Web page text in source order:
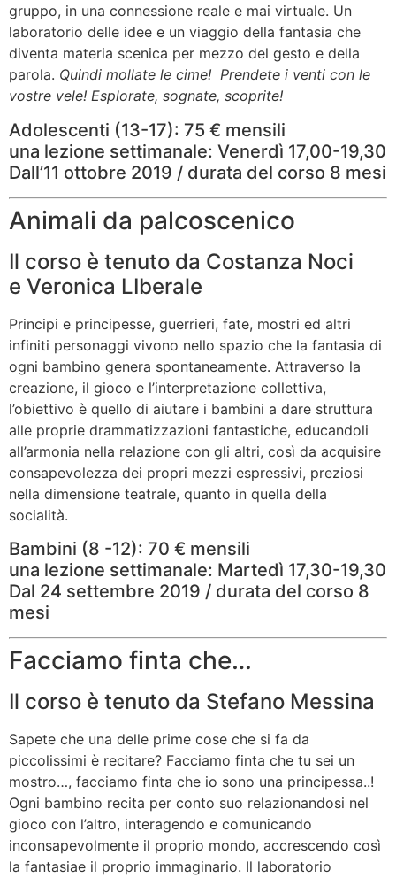
gruppo, in una connessione reale e mai virtuale. Un
laboratorio delle idee e un viaggio della fantasia che
diventa materia scenica per mezzo del gesto e della
parola. Quindi mollate le cime! Prendete i venti con le
vostre vele! Esplorate, sognate, scoprite!
Adolescenti (13-17): 75 € mensili
una lezione settimanale: Venerdì 17,00-19,30
Dall’11 ottobre 2019 / durata del corso 8 mesi
Animali da palcoscenico
Il corso è tenuto da Costanza Noci
e Veronica LIberale
Principi e principesse, guerrieri, fate, mostri ed altri
infiniti personaggi vivono nello spazio che la fantasia di
ogni bambino genera spontaneamente. Attraverso la
creazione, il gioco e l’interpretazione collettiva,
l’obiettivo è quello di aiutare i bambini a dare struttura
alle proprie drammatizzazioni fantastiche, educandoli
all’armonia nella relazione con gli altri, così da acquisire
consapevolezza dei propri mezzi espressivi, preziosi
nella dimensione teatrale, quanto in quella della
socialità.
Bambini (8 -12): 70 € mensili
una lezione settimanale: Martedì 17,30-19,30
Dal 24 settembre 2019 / durata del corso 8
mesi
Facciamo finta che…
Il corso è tenuto da Stefano Messina
Sapete che una delle prime cose che si fa da
piccolissimi è recitare? Facciamo finta che tu sei un
mostro…, facciamo finta che io sono una principessa..!
Ogni bambino recita per conto suo relazionandosi nel
gioco con l’altro, interagendo e comunicando
inconsapevolmente il proprio mondo, accrescendo così
la fantasiae il proprio immaginario. Il laboratorio